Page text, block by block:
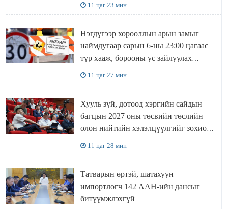
11 цаг 23 мин
Нэгдүгээр хорооллын арын замыг
наймдугаар сарын 6-ны 23:00 цагаас
түр хааж, борооны ус зайлуулах
11 цаг 27 мин
Хууль зүй, дотоод хэргийн сайдын
багцын 2027 оны төсвийн төслийн
олон нийтийн хэлэлцүүлгийг зохион
11 цаг 28 мин
Татварын өртэй, шатахуун
импортлогч 142 ААН-ийн дансыг
битүүмжлэхгүй